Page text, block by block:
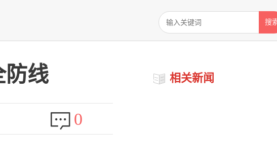
搜
防线
0
相关新闻